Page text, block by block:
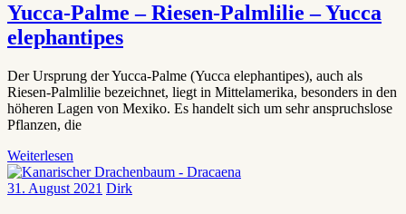
Yucca-Palme – Riesen-Palmlilie – Yucca
elephantipes
Der Ursprung der Yucca-Palme (Yucca elephantipes), auch als
Riesen-Palmlilie bezeichnet, liegt in Mittelamerika, besonders in den
höheren Lagen von Mexiko. Es handelt sich um sehr anspruchslose
Pflanzen, die
Weiterlesen
31. August 2021 Dirk